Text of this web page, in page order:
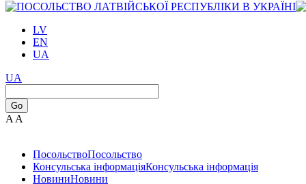
LV
EN
UA
UA
Go
A A
ПосольствоПосольство
Консульська інформаціяКонсульська інформація
НовиниНовини